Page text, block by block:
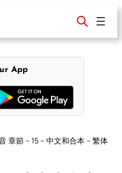
App
章節 – 15 – 中文和合本 – 繁体